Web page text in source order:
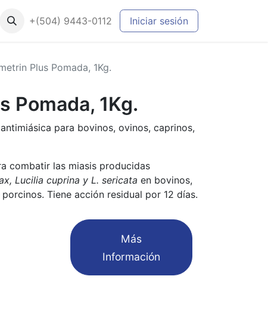
+(504) 9443-0112 Iniciar sesión
Plus Pomada, 1Kg.
Pomada, 1Kg.
para bovinos, ovinos, caprinos,
combatir las miasis producidas
Lucilia cuprina y L. sericata en bovinos,
Tiene acción residual por 12 días.
​Más
Información